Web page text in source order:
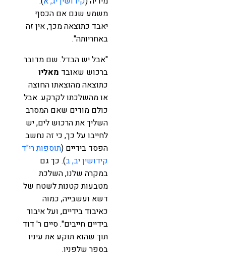
משמע שגם אם הכסף
יאבד כתוצאה מכך, אין זה
באחריותה".
"אבל יש הבדל. שם מדובר
ברכוש שאובד מאליו
כתוצאה מהוצאתו החוצה
או מהשלכתו לקרקע. אבל
כולם מודים שאם המסרב
השליך את הרכוש לים, יש
לחייבו על כך, כי זה נחשב
הפסד בידיים (תוספות רי"ד
קידושין יב, ב). כך גם
במקרה שלנו, השלכת
מטבעות קטנות לשטח של
דשא ועשבייה, כמוה
כאיבוד בידיים, ועל איבוד
בידיים חייבים". סיים ר' דוד
תוך שהוא תוקע את עיניו
בספר שלפניו.